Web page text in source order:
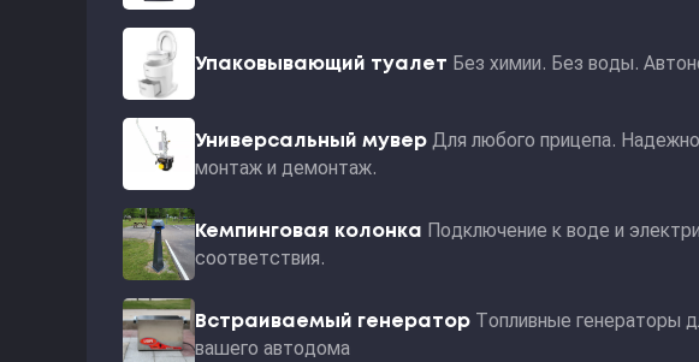
Упаковывающий туалет Без химии. Без воды.
Универсальный мувер Для любого прицепа.
монтаж и демонтаж.
Кемпинговая колонка Подключение к воде и
соответствия.
Встраиваемый генератор Топливные генераторы
вашего автодома